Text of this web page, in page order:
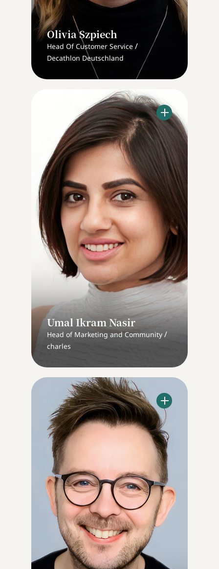
Olivia Szpiech
Head Of Customer Service /
Decathlon Deutschland
Umal Ikram Nasir
Head of Marketing and Community /
charles